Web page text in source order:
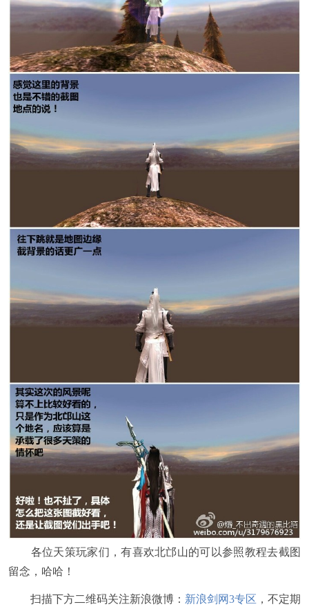
各位天策玩家们，有喜欢北邙山的可以参照教程去截图
留念，哈哈！
扫描下方二维码关注新浪微博： 新浪剑网3专区 ，不定期